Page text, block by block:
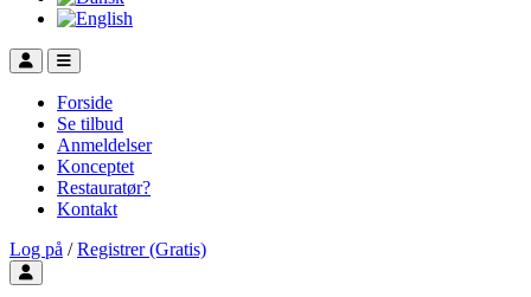
Forside
Se tilbud
Anmeldelser
Konceptet
Restauratør?
Kontakt
Log på / Registrer (Gratis)
Toggle user menu